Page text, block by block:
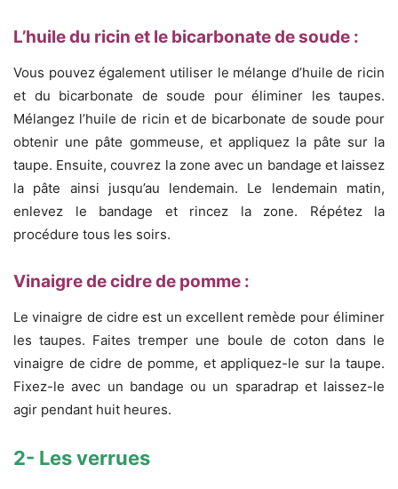
L’huile du ricin et le bicarbonate de soude :
Vous pouvez également utiliser le mélange d’huile de ricin
et du bicarbonate de soude pour éliminer les taupes.
Mélangez l’huile de ricin et de bicarbonate de soude pour
obtenir une pâte gommeuse, et appliquez la pâte sur la
taupe. Ensuite, couvrez la zone avec un bandage et laissez
la pâte ainsi jusqu’au lendemain. Le lendemain matin,
enlevez le bandage et rincez la zone. Répétez la
procédure tous les soirs.
Vinaigre de cidre de pomme :
Le vinaigre de cidre est un excellent remède pour éliminer
les taupes. Faites tremper une boule de coton dans le
vinaigre de cidre de pomme, et appliquez-le sur la taupe.
Fixez-le avec un bandage ou un sparadrap et laissez-le
agir pendant huit heures.
2- Les verrues